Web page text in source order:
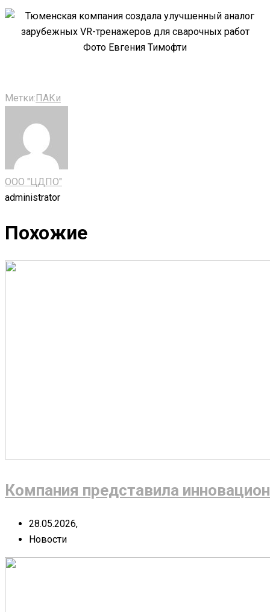
Фото Евгения Тимофти
Метки:ПАКи
ООО "ЦДПО"
administrator
Похожие
Компания представила
28.05.2026,
Новости